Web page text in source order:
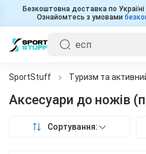
Безкоштовна доставка по
Ознайомтесь з умовами
SportStuff Туризм та
Аксесуари до ножів
Сортування: